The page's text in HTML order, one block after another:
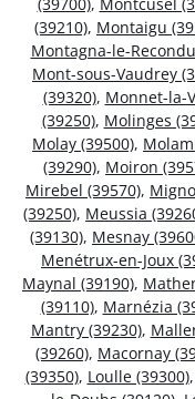
(39210), Montaigu
Montagna-le-
Mont-sous-Vaudrey
(39320), Monnet-la-
(39250), Molinges
Molay (39500),
(39290), Moiron
Mirebel (39570),
(39250), Meussia
(39130), Mesnay
Menétrux-en-Joux
Maynal (39190),
(39110), Marnézia
Mantry (39230),
(39260), Macornay
(39350), Loulle (39300),